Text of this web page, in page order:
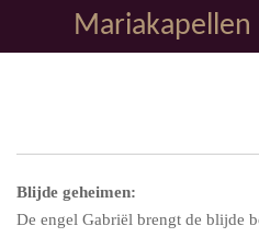
direct
Blijde geheimen:
De engel Gabriël brengt de blijde